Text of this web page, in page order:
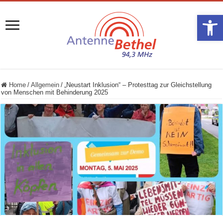
Home / Allgemein / „Neustart Inklusion“ – Protesttag zur Gleichstellung
von Menschen mit Behinderung 2025